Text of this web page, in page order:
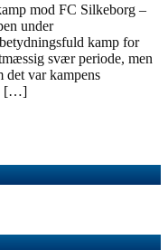
mod FC Silkeborg –
under
kamp for
svær periode, men
det var kampens
[…]